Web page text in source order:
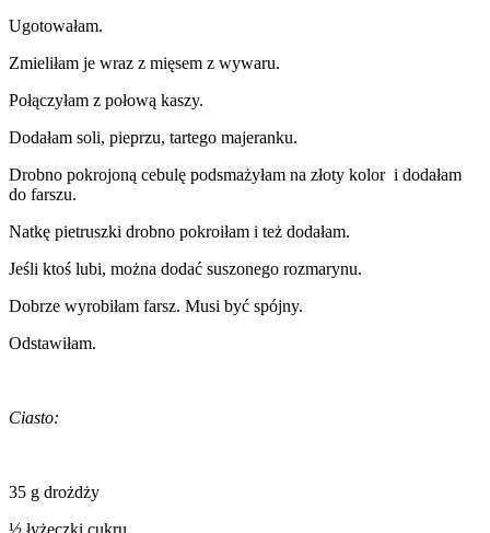
Ugotowałam.
Zmieliłam je wraz z mięsem z wywaru.
Połączyłam z połową kaszy.
Dodałam soli, pieprzu, tartego majeranku.
Drobno pokrojoną cebulę podsmażyłam na złoty kolor i dodałam
do farszu.
Natkę pietruszki drobno pokroiłam i też dodałam.
Jeśli ktoś lubi, można dodać suszonego rozmarynu.
Dobrze wyrobiłam farsz. Musi być spójny.
Odstawiłam.
Ciasto:
35 g drożdży